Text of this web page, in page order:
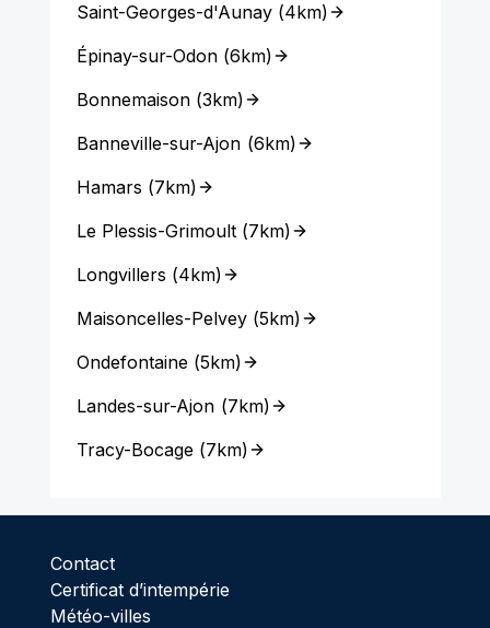
Saint-Georges-d'Aunay(4km)
Épinay-sur-Odon(6km)
Bonnemaison(3km)
Banneville-sur-Ajon (6km)
Hamars (7km)
Le Plessis-Grimoult(7km)
Longvillers (4km)
Maisoncelles-Pelvey(5km)
Ondefontaine(5km)
Landes-sur-Ajon (7km)
Tracy-Bocage(7km)
Contact
Certificat d’intempérie
Météo-villes